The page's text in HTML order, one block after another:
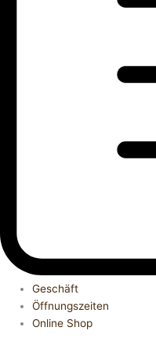
Geschäft
Öffnungszeiten
Online Shop